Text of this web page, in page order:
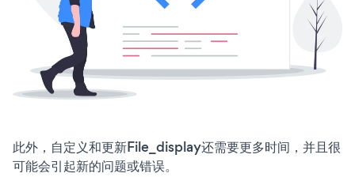
此外，自定义和更新File_display还需要更多时间，并且很
可能会引起新的问题或错误。